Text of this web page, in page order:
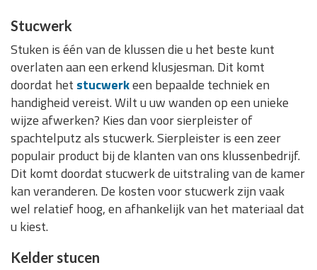
Stucwerk
Stuken is één van de klussen die u het beste kunt
overlaten aan een erkend klusjesman. Dit komt
doordat het stucwerkeen bepaalde techniek en
handigheid vereist. Wilt u uw wanden op een unieke
wijze afwerken? Kies dan voor sierpleister of
spachtelputz als stucwerk. Sierpleister is een zeer
populair product bij de klanten van ons klussenbedrijf.
Dit komt doordat stucwerk de uitstraling van de kamer
kan veranderen. De kosten voor stucwerk zijn vaak
wel relatief hoog, en afhankelijk van het materiaal dat
u kiest.
Kelder stucen